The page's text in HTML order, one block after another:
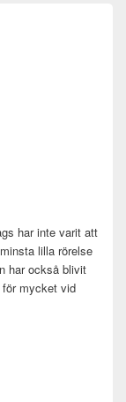
har inte varit att
lilla rörelse
har också blivit
mycket vid
från helvetet